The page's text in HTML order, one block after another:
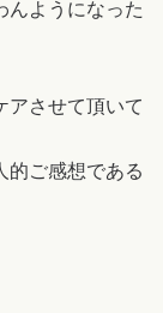
んようになった
アさせて頂いて
的ご感想である